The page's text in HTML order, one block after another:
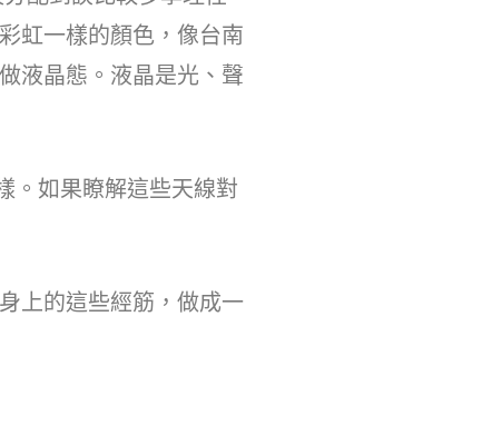
虹一樣的顏色，像台南
液晶態。液晶是光、聲
如果瞭解這些天線對
上的這些經筋，做成一